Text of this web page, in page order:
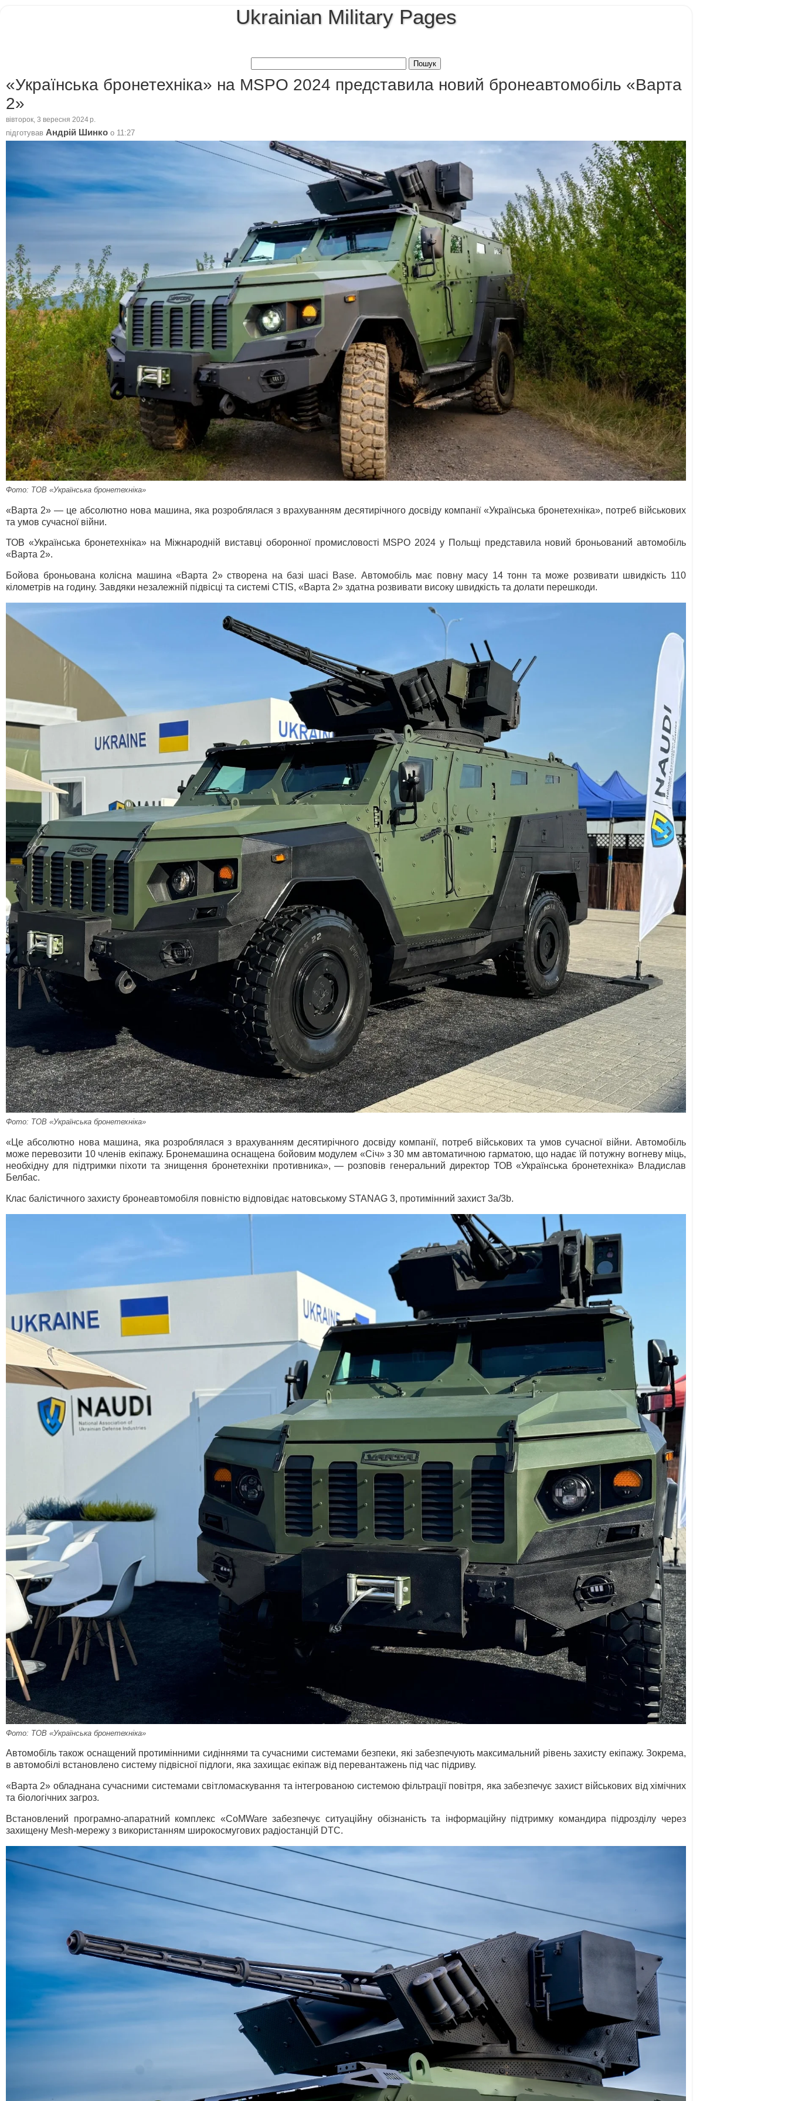
Ukrainian Military Pages
«Українська бронетехніка» на MSPO 2024 представила новий бронеавтомобіль «Варта
2»
вівторок, 3 вересня 2024 р.
підготував Андрій Шинко о 11:27
Фото: ТОВ «Українська бронетехніка»
«Варта 2» — це абсолютно нова машина, яка розроблялася з врахуванням десятирічного досвіду компанії «Українська бронетехніка», потреб військових
та умов сучасної війни.
ТОВ «Українська бронетехніка» на Міжнародній виставці оборонної промисловості MSPO 2024 у Польщі представила новий броньований автомобіль
«Варта 2».
Бойова броньована колісна машина «Варта 2» створена на базі шасі Base. Автомобіль має повну масу 14 тонн та може розвивати швидкість 110
кілометрів на годину. Завдяки незалежній підвісці та системі CTIS, «Варта 2» здатна розвивати високу швидкість та долати перешкоди.
Фото: ТОВ «Українська бронетехніка»
«Це абсолютно нова машина, яка розроблялася з врахуванням десятирічного досвіду компанії, потреб військових та умов сучасної війни. Автомобіль
може перевозити 10 членів екіпажу. Бронемашина оснащена бойовим модулем «Січ» з 30 мм автоматичною гарматою, що надає їй потужну вогневу міць,
необхідну для підтримки піхоти та знищення бронетехніки противника», — розповів генеральний директор ТОВ «Українська бронетехніка» Владислав
Белбас.
Клас балістичного захисту бронеавтомобіля повністю відповідає натовському STANAG 3, протимінний захист 3a/3b.
Фото: ТОВ «Українська бронетехніка»
Автомобіль також оснащений протимінними сидіннями та сучасними системами безпеки, які забезпечують максимальний рівень захисту екіпажу. Зокрема,
в автомобілі встановлено систему підвісної підлоги, яка захищає екіпаж від перевантажень під час підриву.
«Варта 2» обладнана сучасними системами світломаскування та інтегрованою системою фільтрації повітря, яка забезпечує захист військових від хімічних
та біологічних загроз.
Встановлений програмно-апаратний комплекс «CoMWare забезпечує ситуаційну обізнаність та інформаційну підтримку командира підрозділу через
захищену Mesh-мережу з використанням широкосмугових радіостанцій DTC.